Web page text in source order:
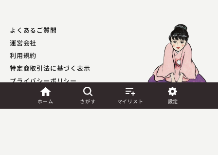
ホーム さがす マイリスト 設定
よくあるご質問
運営会社
利用規約
特定商取引法に基づく表示
プライバシーポリシー​
外部送信ポリシー